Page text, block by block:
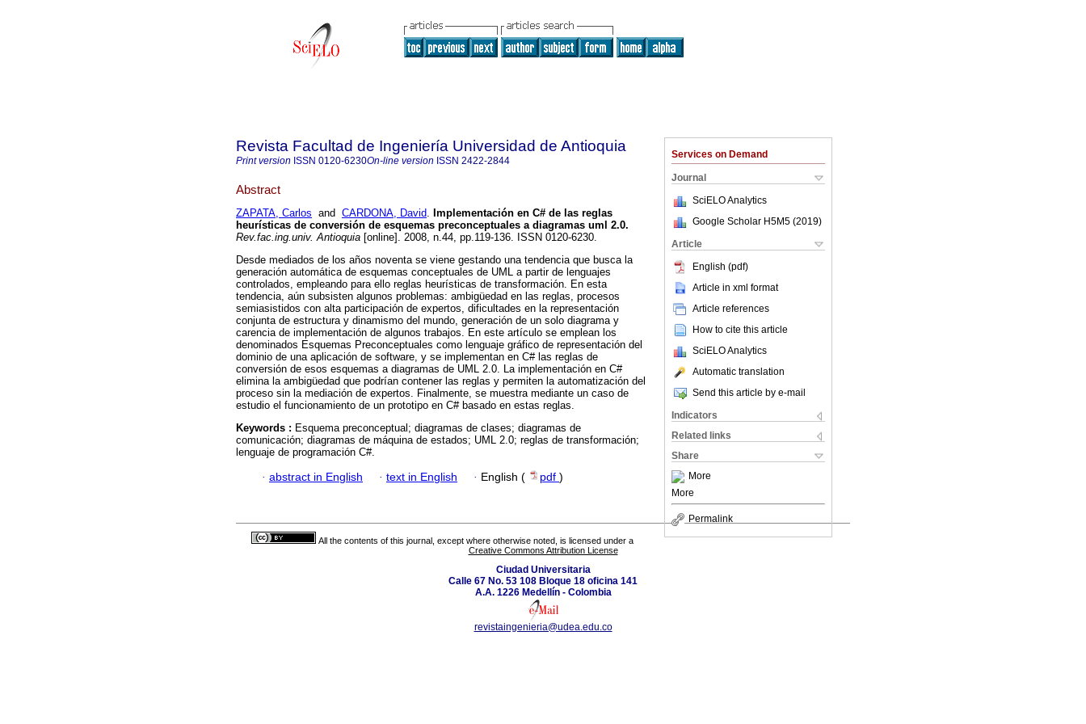
Services on Demand
Journal
SciELO Analytics
Google Scholar H5M5 (2019)
Article
English (pdf)
Article in xml format
Article references
How to cite this article
SciELO Analytics
Automatic translation
Send this article by e-mail
Indicators
Related links
Share
More
More
Permalink
Revista Facultad de Ingeniería Universidad de Antioquia
Print version ISSN 0120-6230On-line version ISSN 2422-2844
Abstract
ZAPATA, Carlos and CARDONA, David. Implementación en C# de las reglas
heurísticas de conversión de esquemas preconceptuales a diagramas uml 2.0.
Rev.fac.ing.univ. Antioquia [online]. 2008, n.44, pp.119-136. ISSN 0120-6230.
Desde mediados de los años noventa se viene gestando una tendencia que busca la
generación automática de esquemas conceptuales de UML a partir de lenguajes
controlados, empleando para ello reglas heurísticas de transformación. En esta
tendencia, aún subsisten algunos problemas: ambigüedad en las reglas, procesos
semiasistidos con alta participación de expertos, dificultades en la representación
conjunta de estructura y dinamismo del mundo, generación de un solo diagrama y
carencia de implementación de algunos trabajos. En este artículo se emplean los
denominados Esquemas Preconceptuales como lenguaje gráfico de representación del
dominio de una aplicación de software, y se implementan en C# las reglas de
conversión de esos esquemas a diagramas de UML 2.0. La implementación en C#
elimina la ambigüedad que podrían contener las reglas y permiten la automatización del
proceso sin la mediación de expertos. Finalmente, se muestra mediante un caso de
estudio el funcionamiento de un prototipo en C# basado en estas reglas.
Keywords : Esquema preconceptual; diagramas de clases; diagramas de
comunicación; diagramas de máquina de estados; UML 2.0; reglas de transformación;
lenguaje de programación C#.
· abstract in English · text in English · English ( pdf )
All the contents of this journal, except where otherwise noted, is licensed under a
Creative Commons Attribution License
Ciudad Universitaria
Calle 67 No. 53 108 Bloque 18 oficina 141
A.A. 1226 Medellín - Colombia
revistaingenieria@udea.edu.co